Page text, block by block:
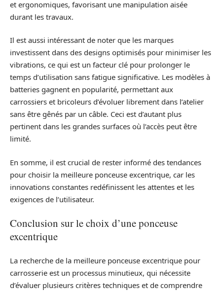
et ergonomiques, favorisant une manipulation aisée
durant les travaux.
Il est aussi intéressant de noter que les marques
investissent dans des designs optimisés pour minimiser les
vibrations, ce qui est un facteur clé pour prolonger le
temps d’utilisation sans fatigue significative. Les modèles à
batteries gagnent en popularité, permettant aux
carrossiers et bricoleurs d’évoluer librement dans l’atelier
sans être gênés par un câble. Ceci est d’autant plus
pertinent dans les grandes surfaces où l’accès peut être
limité.
En somme, il est crucial de rester informé des tendances
pour choisir la meilleure ponceuse excentrique, car les
innovations constantes redéfinissent les attentes et les
exigences de l’utilisateur.
Conclusion sur le choix d’une ponceuse
excentrique
La recherche de la meilleure ponceuse excentrique pour
carrosserie est un processus minutieux, qui nécessite
d’évaluer plusieurs critères techniques et de comprendre